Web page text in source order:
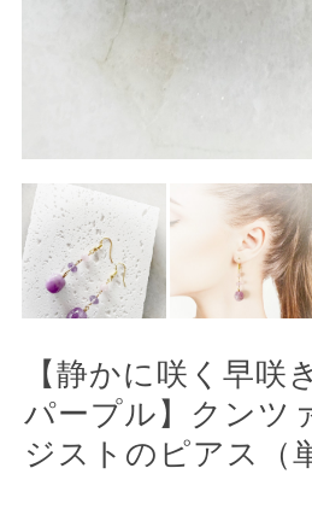
【静かに咲く早咲
パープル】クンツ
ジストのピアス（